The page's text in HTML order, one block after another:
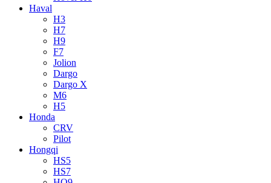
Haval
H3
H7
H9
F7
Jolion
Dargo
Dargo X
M6
H5
Honda
CRV
Pilot
Hongqi
HS5
HS7